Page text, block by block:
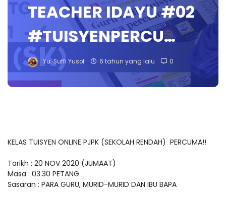
TEACHER IDAYU #02
#TUISYENPERCU…
Yu. Suffi Yusof 6 tahun yang lalu 0
KELAS TUISYEN ONLINE PJPK (SEKOLAH RENDAH) PERCUMA!!
Tarikh : 20 NOV 2020 (JUMAAT)
Masa : 03.30 PETANG
Sasaran : PARA GURU, MURID-MURID DAN IBU BAPA